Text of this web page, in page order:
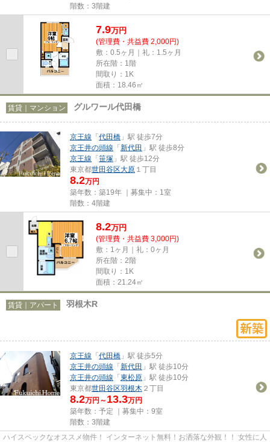
階数：3階建
7.9万円
(管理費・共益費 2,000円)
敷：0.5ヶ月｜礼：1.5ヶ月
所在階：1階
間取り：1K
面積：18.46㎡
賃貸｜マンション グルワール代田橋
京王線 「代田橋 」駅 徒歩7分
京王井の頭線 「新代田 」駅 徒歩8分
京王線 「笹塚 」駅 徒歩12分
東京都世田谷区大原 １丁目
8.2万円
築年数：築19年 ｜募集中： 1室
階数：4階建
8.2万円
(管理費・共益費 3,000円)
敷：1ヶ月｜礼：0ヶ月
所在階：2階
間取り：1K
面積：21.24㎡
賃貸｜アパート 羽根木R
京王線 「代田橋 」駅 徒歩5分
京王井の頭線 「新代田 」駅 徒歩10分
京王井の頭線 「東松原 」駅 徒歩10分
東京都世田谷区羽根木 ２丁目
8.2万円～ 13.3万円
築年数：予定 ｜募集中： 9室
階数：3階建
ハイスペックなオススメ物件！ インターネット無料！お洒落な外観！！ 女性に人